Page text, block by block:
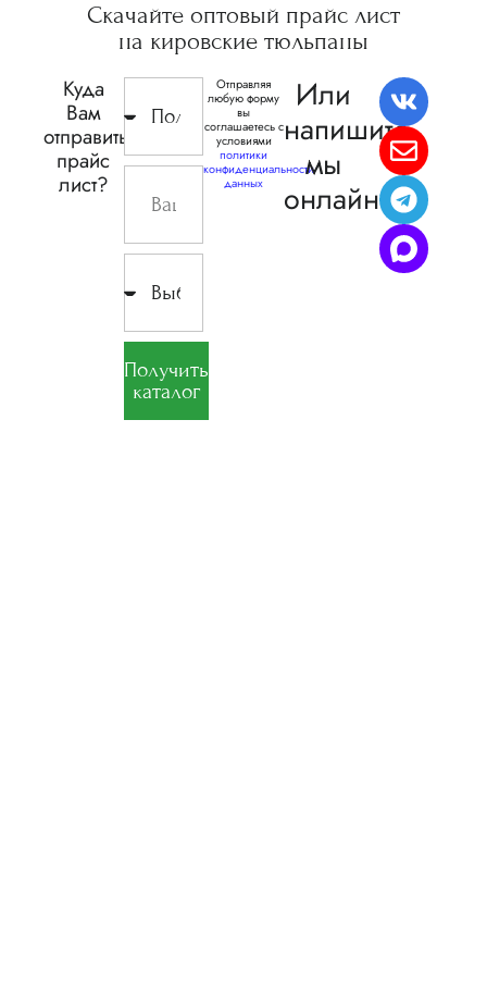
Скачайте оптовый прайс лист
на кировские тюльпаны
Куда
Вам
отправить
прайс
лист?
Получить
каталог
Отправляя
любую форму
вы
соглашаетесь с
условиями
политики
конфиденциальности
данных
Или
напишите,
мы
онлайн